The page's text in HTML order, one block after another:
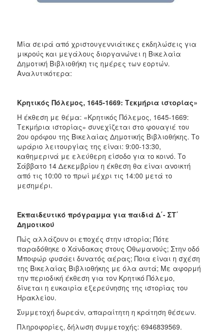
Μία σειρά από χριστουγεννιάτικες εκδηλώσεις για
μικρούς και μεγάλους διοργανώνει η Βικελαία
Δημοτική Βιβλιοθήκη τις ημέρες των εορτών.
Αναλυτικότερα:
Κρητικός Πόλεμος, 1645-1669: Τεκμήρια ιστορίας»
Η έκθεση με θέμα: «Κρητικός Πόλεμος, 1645-1669:
Τεκμήρια ιστορίας» συνεχίζεται στο φουαγιέ του
2ου ορόφου της Βικελαίας Δημοτικής Βιβλιοθήκης. Το
ωράριο λειτουργίας της είναι: 9:00-13:30,
καθημερινά με ελεύθερη είσοδο για το κοινό. Το
Σάββατο 14 Δεκεμβρίου η έκθεση θα είναι ανοικτή
από τις 10:00 το πρωί μέχρι τις 14:00 μετά το
μεσημέρι.
Εκπαιδευτικό πρόγραμμα για παιδιά Δ΄- ΣΤ΄
Δημοτικού
Πώς αλλάζουν οι εποχές στην ιστορία; Πότε
παραδόθηκε ο Χάνδακας στους Οθωμανούς; Στην οδό
Μποφώρ φυσάει δυνατός αέρας; Ποια είναι η σχέση
της Βικελαίας Βιβλιοθήκης με όλα αυτά; Με αφορμή
την περιοδική έκθεση για τον Κρητικό Πόλεμο,
δίνεται η ευκαιρία εξερεύνησης της ιστορίας του
Ηρακλείου.
Συμμετοχή δωρεάν, απαραίτητη η κράτηση θέσεων.
Πληροφορίες, δήλωση συμμετοχής: 6946839569.